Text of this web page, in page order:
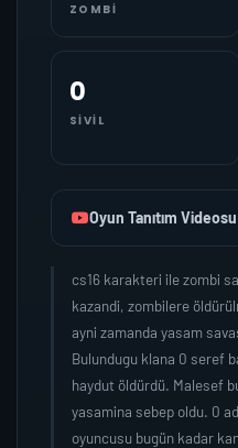
ZOMBI
0
SIVIL
Oyun Tanıtım Videosu
cs16 karakteri ile zombi
kazandi, zombilere
ayni zamanda yasam
Bulundugu klana 0 seref
haydut öldürdü. Malesef
yasamina sebep oldu. 0
oyuncusu bugün kadar